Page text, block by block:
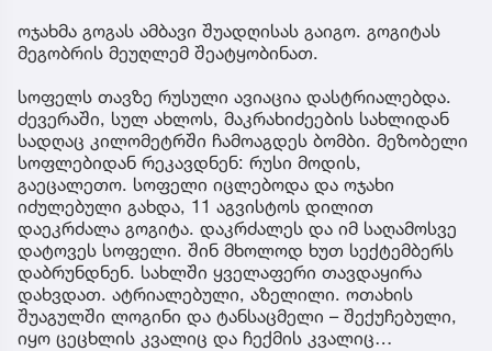
ოჯახმა გოგას ამბავი შუადღისას გაიგო. გოგიტას
მეგობრის მეუღლემ შეატყობინათ.
სოფელს თავზე რუსული ავიაცია დასტრიალებდა.
ძევერაში, სულ ახლოს, მაკრახიძეების სახლიდან
სადღაც კილომეტრში ჩამოაგდეს ბომბი. მეზობელი
სოფლებიდან რეკავდნენ: რუსი მოდის,
გაეცალეთო. სოფელი იცლებოდა და ოჯახი
იძულებული გახდა, 11 აგვისტოს დილით
დაეკრძალა გოგიტა. დაკრძალეს და იმ საღამოსვე
დატოვეს სოფელი. შინ მხოლოდ ხუთ სექტემბერს
დაბრუნდნენ. სახლში ყველაფერი თავდაყირა
დახვდათ. ატრიალებული, აზელილი. ოთახის
შუაგულში ლოგინი და ტანსაცმელი – შექუჩებული,
იყო ცეცხლის კვალიც და ჩექმის კვალიც…